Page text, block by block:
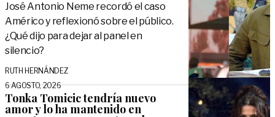
José Antonio Neme recordó el caso
Américo y reflexionó sobre el público.
¿Qué dijo para dejar al panel en
silencio?
RUTH HERNÁNDEZ
6 AGOSTO, 2026
Tonka Tomicic tendría nuevo
amor y lo ha mantenido en